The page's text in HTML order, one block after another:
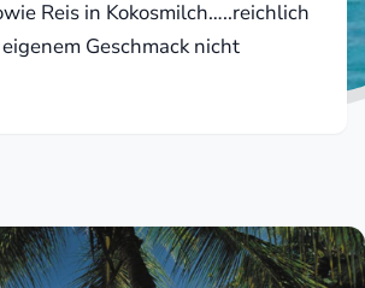
Reis in Kokosmilch…..reichlich
Geschmack nicht